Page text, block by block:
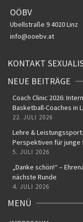
OÖBV
Ubellstraße 94020 Linz
info@ooebv.at
KONTAKT
NEUE BEITRÄGE
Coach Clinic 2026:
Basketball-Coaches in
22. JULI 2026
Lehre &
Perspektiven für
5. JULI 2026
„Danke schön!“ –
nächste Runde
4. JULI 2026
MENÜ